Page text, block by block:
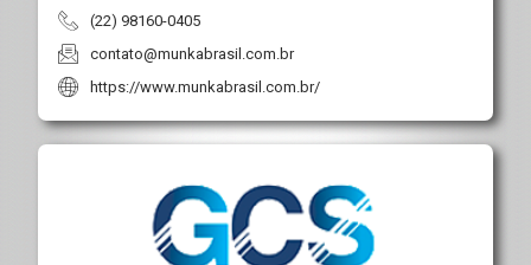
(22) 98160-0405
contato@munkabrasil.com.br
https://www.munkabrasil.com.br/